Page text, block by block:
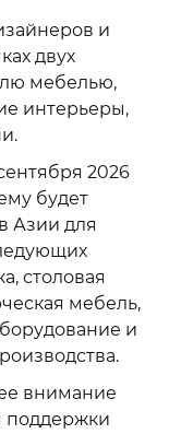
и
двух
мебелью,
интерьеры,
2026
будет
Азии для
столовая
мебель,
и
внимание
поддержки